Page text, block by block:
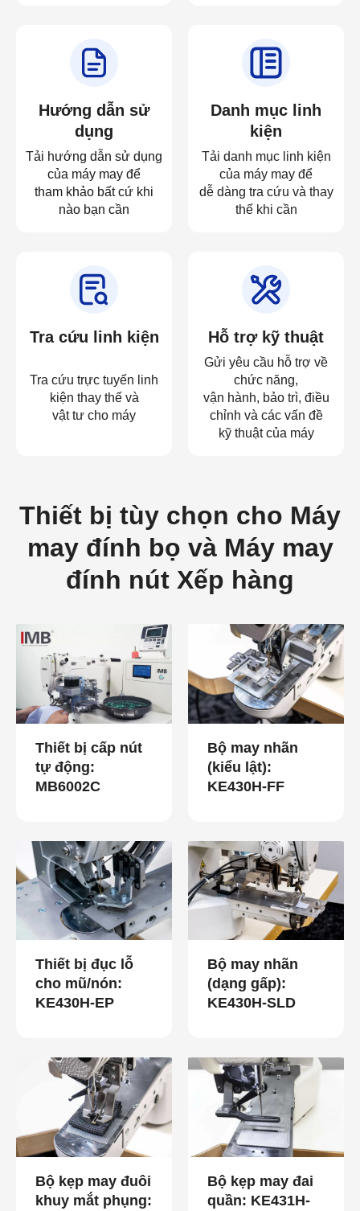
Hướng dẫn sử
dụng
Tải hướng dẫn sử dụng
của máy may để
tham khảo bất cứ khi
nào bạn cần
Danh mục linh
kiện
Tải danh mục linh kiện
của máy may để
dễ dàng tra cứu và thay
thế khi cần
Tra cứu linh kiện
Tra cứu trực tuyến linh
kiện thay thế và
vật tư cho máy
Hỗ trợ kỹ thuật
Gửi yêu cầu hỗ trợ về
chức năng,
vận hành, bảo trì, điều
chỉnh và các vấn đề
kỹ thuật của máy
Thiết bị tùy chọn cho Máy
may đính bọ và Máy may
đính nút Xếp hàng
Thiết bị cấp nút
tự động:
MB6002C
Bộ may nhãn
(kiểu lật):
KE430H-FF
Thiết bị đục lỗ
cho mũ/nón:
KE430H-EP
Bộ may nhãn
(dạng gấp):
KE430H-SLD
Bộ kẹp may đuôi
khuy mắt phụng:
Bộ kẹp may đai
quần: KE431H-